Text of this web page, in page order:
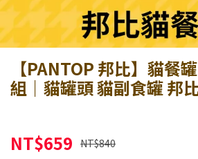
【PANTOP 邦比】貓餐
組｜貓罐頭 貓副食罐 邦
NT$659 NT$840